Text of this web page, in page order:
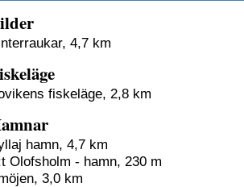
4,7 km
fiskeläge, 2,8 km
hamn, 4,7 km
Olofsholm - hamn, 230 m
3,0 km